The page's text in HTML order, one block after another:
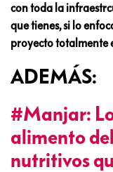
con toda la
que tienes, si lo
proyecto totalmente
ADEMÁS:
#Manjar:
alimento
nutritivos